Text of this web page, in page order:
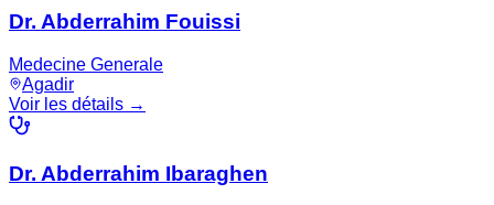
Dr. Abderrahim Fouissi
Medecine Generale
Agadir
Voir les détails →
Dr. Abderrahim Ibaraghen